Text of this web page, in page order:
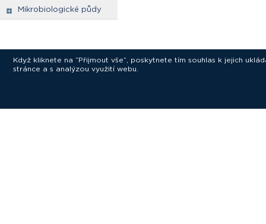
Mikrobiologické půdy
Když kliknete na “Přijmout vše”, poskytnete tím souhlas k jejich
stránce a s analýzou využití webu.